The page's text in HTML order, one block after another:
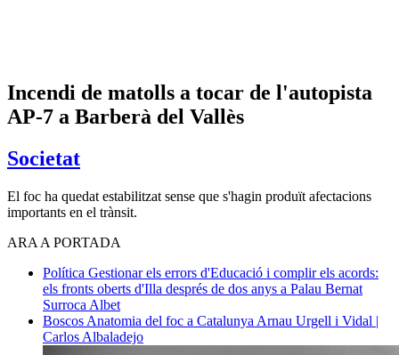
Incendi de matolls a tocar de l'autopista
AP-7 a Barberà del Vallès
Societat
El foc ha quedat estabilitzat sense que s'hagin produït afectacions
importants en el trànsit.
ARA A PORTADA
Política Gestionar els errors d'Educació i complir els acords:
els fronts oberts d'Illa després de dos anys a Palau Bernat
Surroca Albet
Boscos Anatomia del foc a Catalunya Arnau Urgell i Vidal |
Carlos Albaladejo